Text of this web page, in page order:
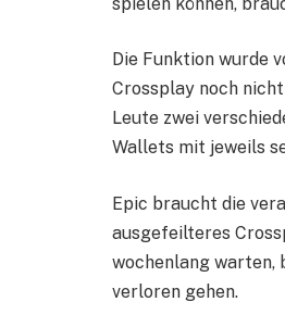
Die Funktion wurde
Crossplay noch
Leute zwei
Wallets mit jeweils
Epic braucht die
ausgefeilteres
wochenlang warten,
verloren gehen.